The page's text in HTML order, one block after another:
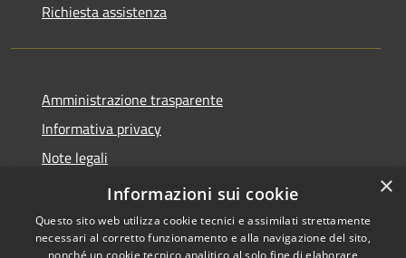
Richiesta assistenza
Amministrazione trasparente
Informativa privacy
Note legali
Dichiarazione di accessibilità
×
Informazioni sui cookie
Questo sito web utilizza cookie tecnici e assimilati strettamente
necessari al corretto funzionamento e alla navigazione del sito,
nonché un cookie tecnico analitico al solo fine di elaborare